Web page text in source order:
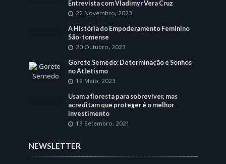
Entrevista com Vladimyr Vera Cruz
22 Novembro, 2023
A História do Empoderamento Feminino
São-tomense
20 Outubro, 2023
Gorete Semedo: Determinação e Sonhos
no Atletismo
19 Maio, 2023
Usam a floresta para sobreviver, mas
acreditam que proteger é o melhor
investimento
13 Setembro, 2021
NEWSLETTER